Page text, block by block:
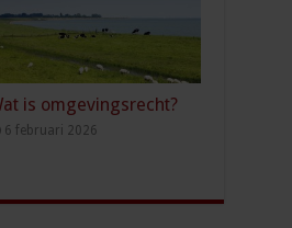
is omgevingsrecht?
6 februari 2026